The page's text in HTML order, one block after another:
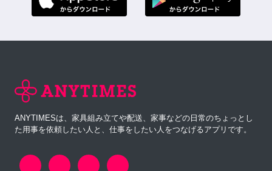
ANYTIMESは、家具組み立てや配送、家事などの日常のちょっとし
た用事を依頼したい人と、仕事をしたい人をつなげるアプリです。